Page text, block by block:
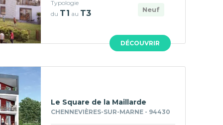
DÉCOUVRIR
Neuf
Typologie
du T1 au T3
Le Square de la Maillarde
CHENNEVIÈRES-SUR-MARNE - 94430